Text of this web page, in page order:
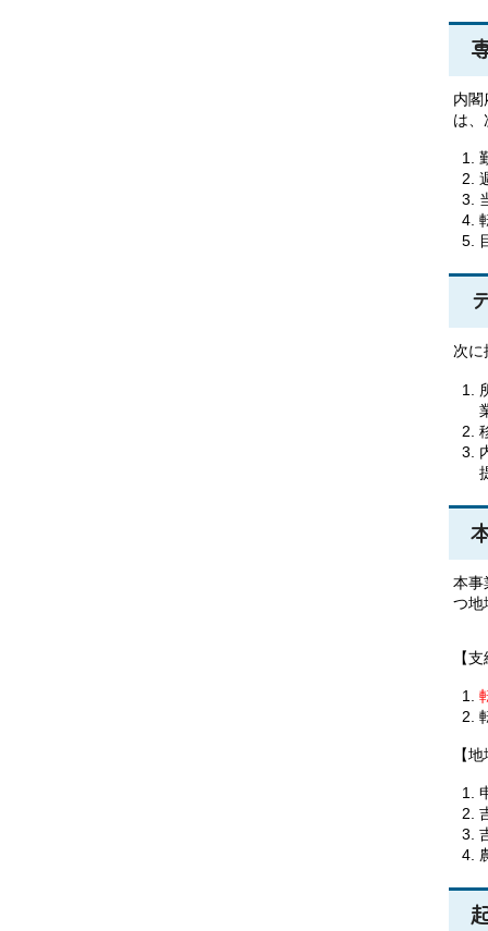
内閣
は、
次に
本事
つ地
【
【